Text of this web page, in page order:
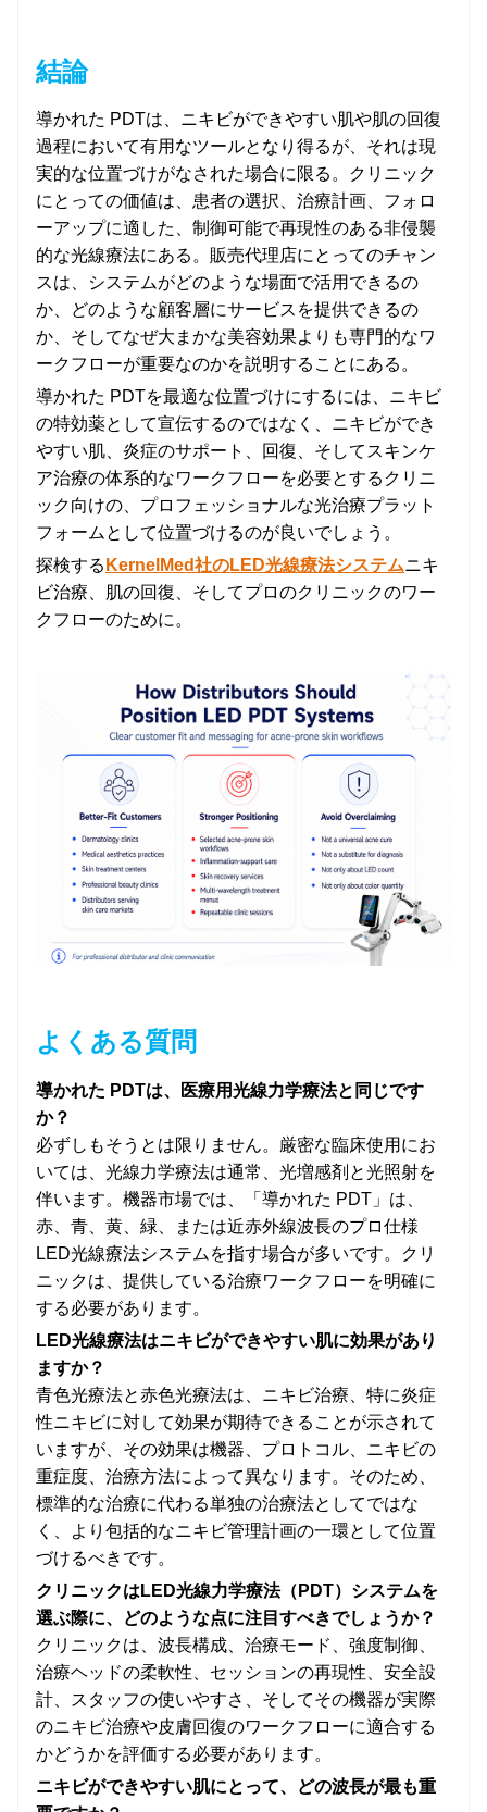
結論
導かれた PDTは、ニキビができやすい肌や肌の回復
過程において有用なツールとなり得るが、それは現
実的な位置づけがなされた場合に限る。クリニック
にとっての価値は、患者の選択、治療計画、フォロ
ーアップに適した、制御可能で再現性のある非侵襲
的な光線療法にある。販売代理店にとってのチャン
スは、システムがどのような場面で活用できるの
か、どのような顧客層にサービスを提供できるの
か、そしてなぜ大まかな美容効果よりも専門的なワ
ークフローが重要なのかを説明することにある。
導かれた PDTを最適な位置づけにするには、ニキビ
の特効薬として宣伝するのではなく、ニキビができ
やすい肌、炎症のサポート、回復、そしてスキンケ
ア治療の体系的なワークフローを必要とするクリニ
ック向けの、プロフェッショナルな光治療プラット
フォームとして位置づけるのが良いでしょう。
探検する KernelMed社のLED光線療法システムニキ
ビ治療、肌の回復、そしてプロのクリニックのワー
クフローのために。
よくある質問
導かれた PDTは、医療用光線力学療法と同じです
か？
必ずしもそうとは限りません。厳密な臨床使用にお
いては、光線力学療法は通常、光増感剤と光照射を
伴います。機器市場では、「導かれた PDT」は、
赤、青、黄、緑、または近赤外線波長のプロ仕様
LED光線療法システムを指す場合が多いです。クリ
ニックは、提供している治療ワークフローを明確に
する必要があります。
LED光線療法はニキビができやすい肌に効果があり
ますか？
青色光療法と赤色光療法は、ニキビ治療、特に炎症
性ニキビに対して効果が期待できることが示されて
いますが、その効果は機器、プロトコル、ニキビの
重症度、治療方法によって異なります。そのため、
標準的な治療に代わる単独の治療法としてではな
く、より包括的なニキビ管理計画の一環として位置
づけるべきです。
クリニックはLED光線力学療法（PDT）システムを
選ぶ際に、どのような点に注目すべきでしょうか？
クリニックは、波長構成、治療モード、強度制御、
治療ヘッドの柔軟性、セッションの再現性、安全設
計、スタッフの使いやすさ、そしてその機器が実際
のニキビ治療や皮膚回復のワークフローに適合する
かどうかを評価する必要があります。
ニキビができやすい肌にとって、どの波長が最も重